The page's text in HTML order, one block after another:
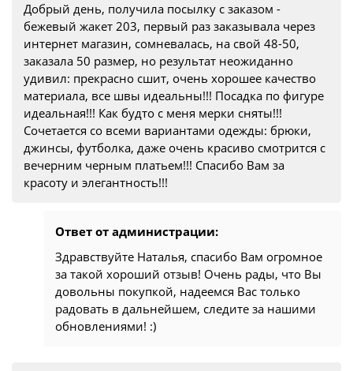
Добрый день, получила посылку с заказом -
бежевый жакет 203, первый раз заказывала через
интернет магазин, сомневалась, на свой 48-50,
заказала 50 размер, но результат неожиданно
удивил: прекрасно сшит, очень хорошее качество
материала, все швы идеальны!!! Посадка по фигуре
идеальная!!! Как будто с меня мерки сняты!!!
Сочетается со всеми вариантами одежды: брюки,
джинсы, футболка, даже очень красиво смотрится с
вечерним черным платьем!!! Спасибо Вам за
красоту и элегантность!!!
Ответ от администрации:
Здравствуйте Наталья, спасибо Вам огромное
за такой хороший отзыв! Очень рады, что Вы
довольны покупкой, надеемся Вас только
радовать в дальнейшем, следите за нашими
обновлениями! :)